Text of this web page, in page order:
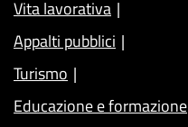
Vita lavorativa
Appalti pubblici
Turismo
Educazione e formazione